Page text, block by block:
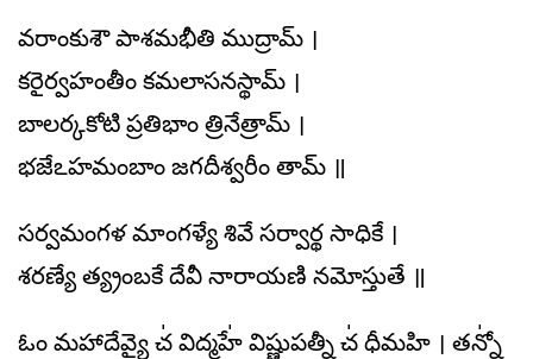
వరాంకుశౌ పాశమభీతి ముద్రామ్ ।
కరైర్వహంతీం కమలాసనస్థామ్ ।
బాలర్కకోటి ప్రతిభాం త్రినేత్రామ్ ।
భజేఽహమంబాం జగదీశ్వరీం తామ్ ॥
సర్వమంగళ మాంగళ్యే శివే సర్వార్థ సాధికే ।
శరణ్యే త్య్రంబకే దేవీ నారాయణి నమోస్తుతే ॥
ఓం మ॒హా॒దే॒వ్యై చ॑ వి॒ద్మహే॑ విష్ణుప॒త్నీ చ॑ ధీమహి । తన్నో॑